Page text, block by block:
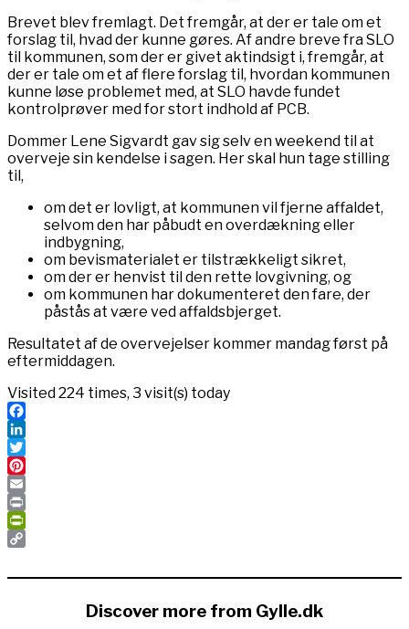
Brevet blev fremlagt. Det fremgår, at der er tale om et
forslag til, hvad der kunne gøres. Af andre breve fra SLO
til kommunen, som der er givet aktindsigt i, fremgår, at
der er tale om et af flere forslag til, hvordan kommunen
kunne løse problemet med, at SLO havde fundet
kontrolprøver med for stort indhold af PCB.
Dommer Lene Sigvardt gav sig selv en weekend til at
overveje sin kendelse i sagen. Her skal hun tage stilling
til,
om det er lovligt, at kommunen vil fjerne affaldet,
selvom den har påbudt en overdækning eller
indbygning,
om bevismaterialet er tilstrækkeligt sikret,
om der er henvist til den rette lovgivning, og
om kommunen har dokumenteret den fare, der
påstås at være ved affaldsbjerget.
Resultatet af de overvejelser kommer mandag først på
eftermiddagen.
Visited 224 times, 3 visit(s) today
Facebook
LinkedIn
Twitter
Pinterest
Email
Print
PrintFriendly
Link
Discover more from Gylle.dk